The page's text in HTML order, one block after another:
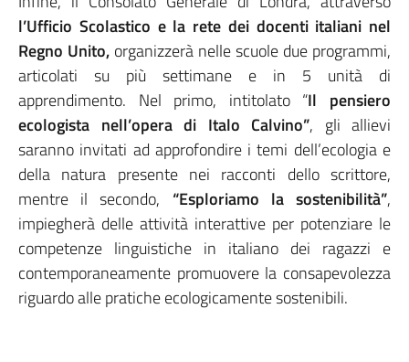
l’Ufficio Scolastico e la rete dei docenti italiani nel
Regno Unito, organizzerà nelle scuole due programmi,
articolati su più settimane e in 5 unità di
apprendimento. Nel primo, intitolato “Il pensiero
ecologista nell’opera di Italo Calvino”, gli allievi
saranno invitati ad approfondire i temi dell’ecologia e
della natura presente nei racconti dello scrittore,
mentre il secondo, “Esploriamo la sostenibilità”,
impiegherà delle attività interattive per potenziare le
competenze linguistiche in italiano dei ragazzi e
contemporaneamente promuovere la consapevolezza
riguardo alle pratiche ecologicamente sostenibili.